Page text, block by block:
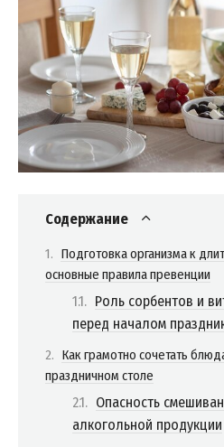
Содержание
Подготовка организма к
основные правила превенции
Роль сорбентов и
перед началом
Как грамотно сочетать
праздничном столе
Опасность
алкогольной продукции